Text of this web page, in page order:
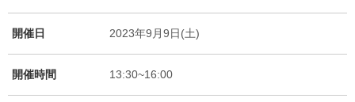
開催日 2023年9月9日(土)
開催時間 13:30~16:00